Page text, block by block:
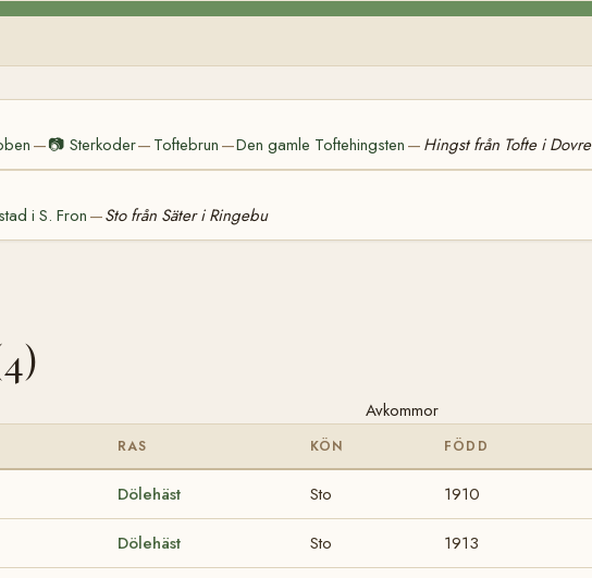
—📷 Sterkoder— Toftebrun —Den gamle Toftehingsten — Hingst från Tofte i Dovre
i S. Fron—Sto från Säter i Ringebu
Avkommor
RAS KÖN FÖDD
Dölehäst Sto 1910
Dölehäst Sto 1913